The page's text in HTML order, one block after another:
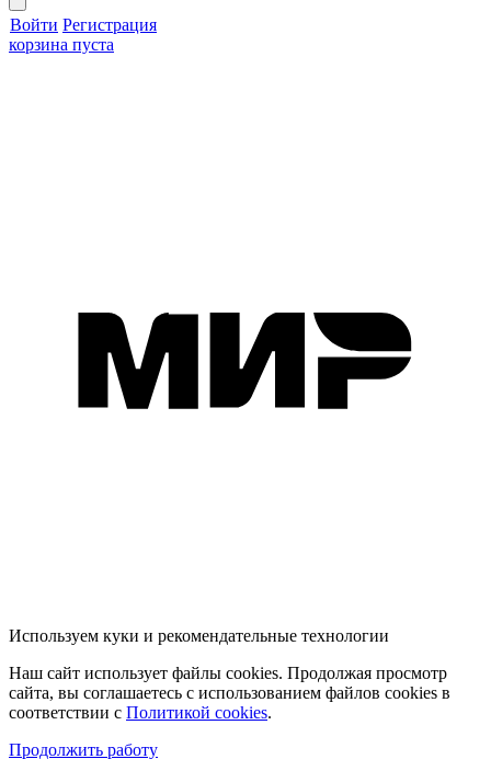
Войти Регистрация
корзина пуста
Используем куки и рекомендательные технологии
Наш сайт использует файлы cookies. Продолжая просмотр
сайта, вы соглашаетесь с использованием файлов cookies в
соответствии с Политикой cookies.
Продолжить работу